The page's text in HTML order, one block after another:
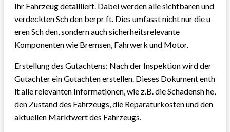
Ihr Fahrzeug detailliert. Dabei werden alle sichtbaren und
verdeckten Sch den berpr ft. Dies umfasst nicht nur die u
eren Sch den, sondern auch sicherheitsrelevante
Komponenten wie Bremsen, Fahrwerk und Motor.
Erstellung des Gutachtens: Nach der Inspektion wird der
Gutachter ein Gutachten erstellen. Dieses Dokument enth
lt alle relevanten Informationen, wie z.B. die Schadensh he,
den Zustand des Fahrzeugs, die Reparaturkosten und den
aktuellen Marktwert des Fahrzeugs.